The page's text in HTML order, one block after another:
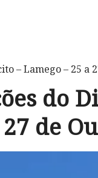
– Lamego – 25 a
do
de